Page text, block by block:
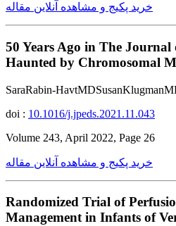
خرید پکیج و مشاهده آنلاین مقاله
50 Years Ago in The
Haunted by Chromosomal
SaraRabin-
doi : 10.1016/j.jpeds.2021.11.043
Volume 243, April 2022, Page 26
خرید پکیج و مشاهده آنلاین مقاله
Randomized Trial of
Management in Infants of